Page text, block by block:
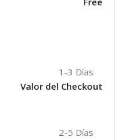
1-3 Días
Valor del Checkout
2-5 Días